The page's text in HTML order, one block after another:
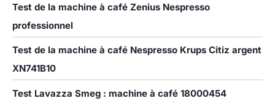
Test de la machine à café Zenius Nespresso
professionnel
Test de la machine à café Nespresso Krups Citiz argent
XN741B10
Test Lavazza Smeg : machine à café 18000454